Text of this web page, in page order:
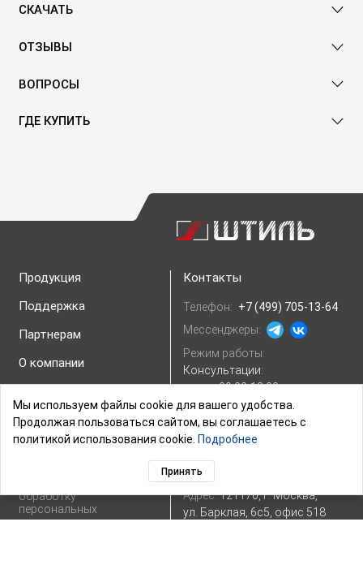
СКАЧАТЬ
ОТЗЫВЫ
ВОПРОСЫ
ГДЕ КУПИТЬ
Продукция
Поддержка
Партнерам
О компании
Пользовательское
соглашение
обработку
персональных
данных
Контакты
Телефон: +7 (499) 705-13-64
Мессенджеры:
Режим работы:
Консультации:
пн.-пт. 09:00-18:00
Обработка заказов:
пн.-вс. 09:00-23:00
Склады и пункты выдачи
E-mail:
Адрес:121170, г. Москва,
ул. Барклая, 6с5, офис 518
Мы используем файлы cookie для вашего удобства.
Продолжая пользоваться сайтом, вы соглашаетесь с
политикой использования cookie. Подробнее
Принять